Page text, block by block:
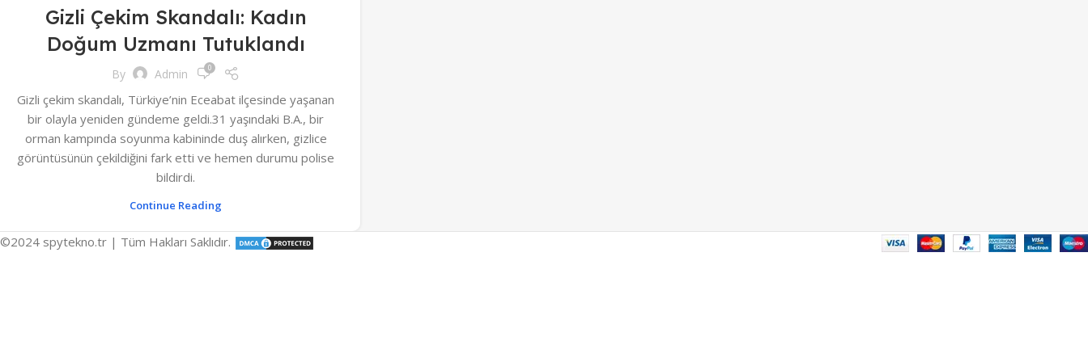
Gizli Çekim Skandalı: Kadın
Doğum Uzmanı Tutuklandı
By Admin 0
Gizli çekim skandalı, Türkiye’nin Eceabat ilçesinde yaşanan
bir olayla yeniden gündeme geldi.31 yaşındaki B.A., bir
orman kampında soyunma kabininde duş alırken, gizlice
görüntüsünün çekildiğini fark etti ve hemen durumu polise
bildirdi.
Continue Reading
©2024 spytekno.tr | Tüm Hakları Saklıdır.